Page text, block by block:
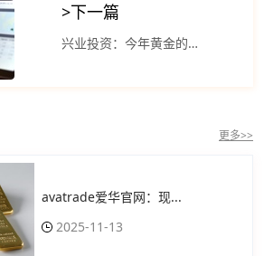
>下一篇
兴业投资：今年黄金的表现优于大多数交易商品
更多>>
avatrade爱华官网：现...
2025-11-13